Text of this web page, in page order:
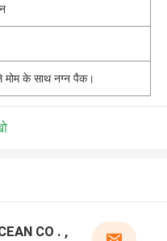
मोम के साथ नग्न पैक।
CO . ,